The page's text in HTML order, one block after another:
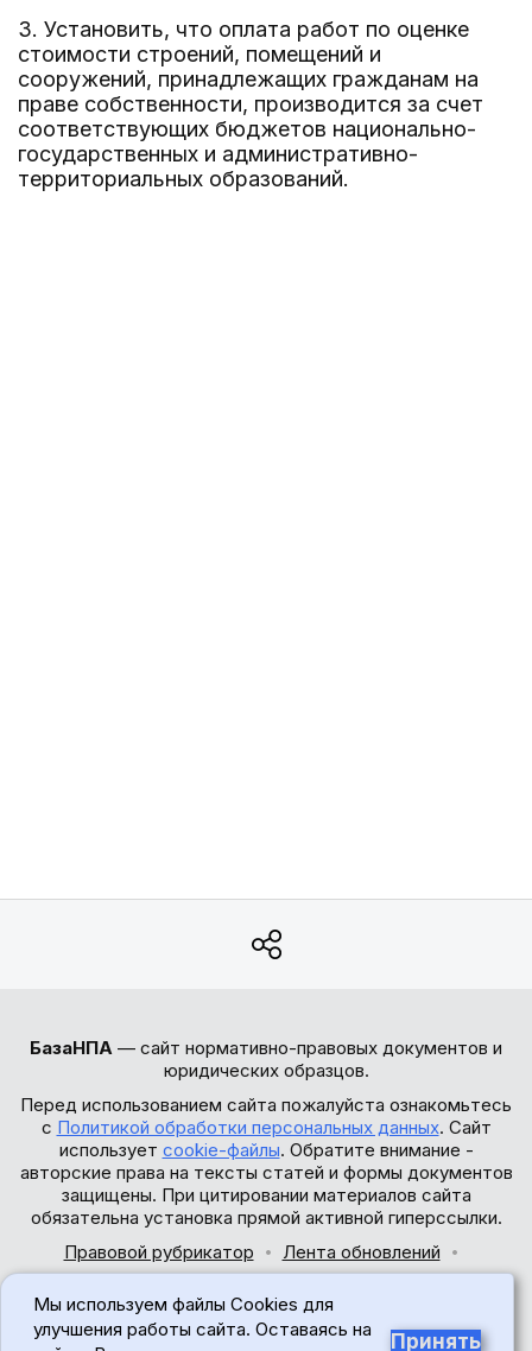
3. Установить, что оплата работ по оценке
стоимости строений, помещений и
сооружений, принадлежащих гражданам на
праве собственности, производится за счет
соответствующих бюджетов национально-
государственных и административно-
территориальных образований.
БазаНПА — сайт нормативно-правовых документов и
юридических образцов.
Перед использованием сайта пожалуйста ознакомьтесь
с Политикой обработки персональных данных. Сайт
использует cookie-файлы. Обратите внимание -
авторские права на тексты статей и формы документов
защищены. При цитировании материалов сайта
обязательна установка прямой активной гиперссылки.
Правовой рубрикатор
Лента обновлений
© 2017-2026
Мы используем файлы Cookies для
улучшения работы сайта. Оставаясь на
Принять